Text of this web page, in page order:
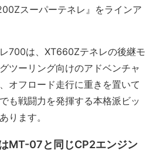
スーパーテネレ』をラインア
700は、XT660Zテネレの後継モ
ツーリング向けのアドベンチャ
オフロード走行に重きを置いて
も戦闘力を発揮する本格派ビッ
ります。
MT-07と同じCP2エンジン